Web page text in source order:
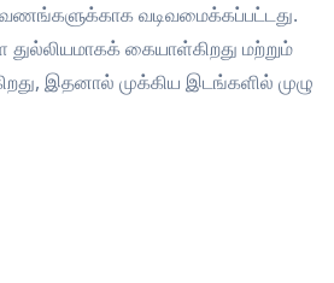
வடிவமைக்கப்பட்டது.
கையாள்கிறது மற்றும்
இதனால் முக்கிய இடங்களில் முழு